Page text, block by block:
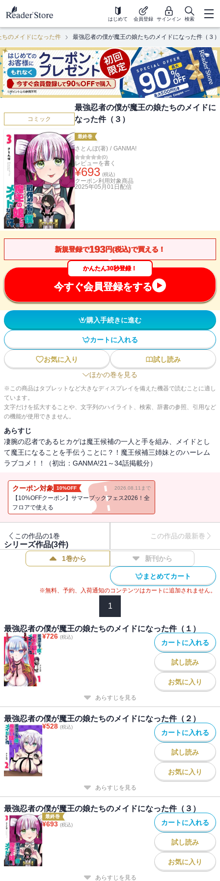
はじめて 会員登録 サインイン 検索
のメイドになった件 最強忍者の僕が魔王の娘たちのメイドになった件（３）
コミック
最強忍者の僕が魔王の娘たちのメイドに
なった件（３）
最終巻
さとんぼ(著) / GANMA!
(0)
レビューを書く
¥693 (税込)
クーポン利用対象商品
2025年05月01日 配信
新規登録で193円(税込)で買える！
かんたん30秒登録！
今すぐ会員登録をする
購入手続きに進む
カートに入れる
お気に入り
試し読み
ほかの巻を見る
※この商品はタブレットなど大きなディスプレイを備えた機器で読むことに適し
ています。
文字だけを拡大することや、文字列のハイライト、検索、辞書の参照、引用など
の機能が使用できません。
あらすじ
凄腕の忍者であるヒカゲは魔王候補の一人と手を組み、メイドとし
て魔王になることを手伝うことに？！魔王候補三姉妹とのハーレム
ラブコメ！！（初出：GANMA!21～34話掲載分）
クーポン対象 10%OFF 2026.08.11まで
【10%OFFクーポン】サマーブックフェス2026！全
フロアで使える
この作品の1巻 この作品の最新巻
シリーズ作品(3件)
1巻から 新刊から
まとめてカート
※無料、予約、入荷通知のコンテンツはカートに追加されません。
1
最強忍者の僕が魔王の娘たちのメイドになった件（１）
¥726 (税込)
カートに入れる
試し読み
お気に入り
あらすじを見る
最強忍者の僕が魔王の娘たちのメイドになった件（２）
¥528 (税込)
カートに入れる
試し読み
お気に入り
あらすじを見る
最強忍者の僕が魔王の娘たちのメイドになった件（３）
最終巻
¥693 (税込) カートに入れる
試し読み
お気に入り
あらすじを見る